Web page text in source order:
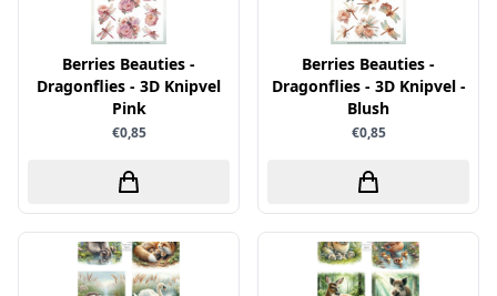
Verschillende
WeR Memory
Whimsy Stamps
Wild Rose Studio's
World of Craft
Yvonne Creations
Barto Design
Berries Beauties -
Dragonflies - 3D Knipvel
Pink
€0,85
Berries Beauties -
Dragonflies - 3D Knipvel -
Blush
€0,85